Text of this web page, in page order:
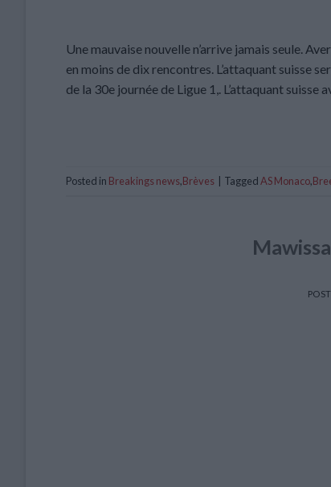
Une mauvaise nouvelle n’arrive jamais seule.
en moins de dix rencontres. L’attaquant suisse
de la 30e journée de Ligue 1,. L’attaquant
Posted in Breakings news,Brèves TaggedAS Monaco,